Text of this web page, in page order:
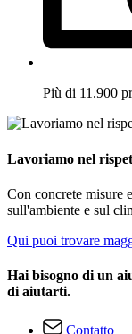
Più di 11.900
Lavoriamo nel
Con concrete misure
sull'ambiente e sul
Qui puoi trovare
Hai bisogno di un
di aiutarti.
Contatto